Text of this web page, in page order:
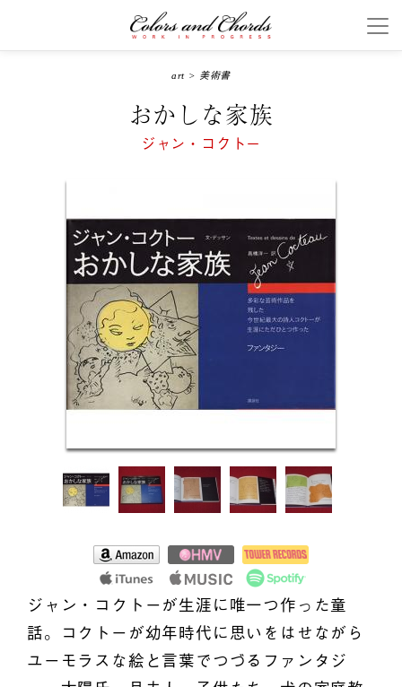
art > 美術書
おかしな家族
ジャン・コクトー
ジャン・コクトーが生涯に唯一つ作った童
話。コクトーが幼年時代に思いをはせながら
ユーモラスな絵と言葉でつづるファンタジ